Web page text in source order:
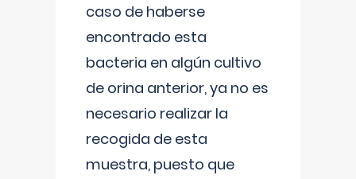
caso de haberse
encontrado esta
bacteria en algún cultivo
de orina anterior, ya no es
necesario realizar la
recogida de esta
muestra, puesto que